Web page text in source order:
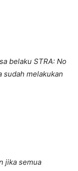
belaku STRA: No
sudah melakukan
jika semua